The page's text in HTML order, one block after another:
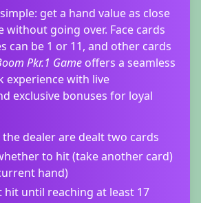
get a hand value as close
without going over. Face cards
can be 1 or 11, and other cards
Pkr.1 Game offers a seamless
experience with live
exclusive bonuses for loyal
the dealer are dealt two cards
to hit (take another card)
hand)
hit until reaching at least 17